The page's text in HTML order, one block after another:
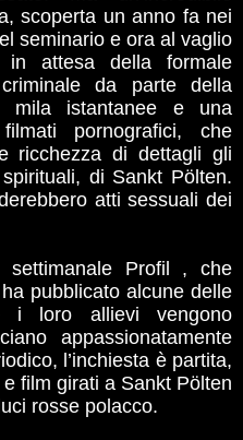
scoperta un anno fa nei
seminario e ora al vaglio
attesa della formale
da parte della
mila istantanee e una
pornografici, che
ricchezza di dettagli gli
di Sankt Pölten.
atti sessuali dei
Profil , che
pubblicato alcune delle
loro allievi vengono
appassionatamente
l’inchiesta è partita,
film girati a Sankt Pölten
rosse polacco.